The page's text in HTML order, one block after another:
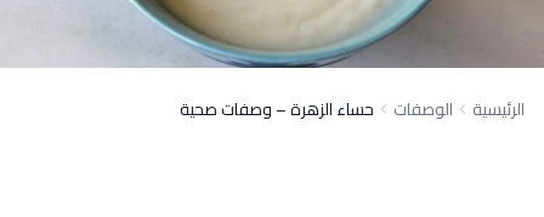
الرئيسية الوصفات حساء الزهرة – وصفات صحية